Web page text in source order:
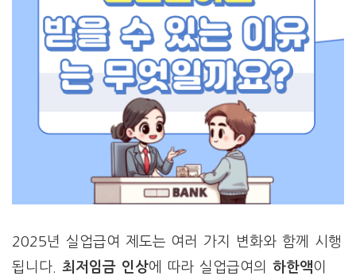
2025년 실업급여 제도는 여러 가지 변화와 함께 시행
됩니다. 최저임금 인상에 따라 실업급여의하한액이